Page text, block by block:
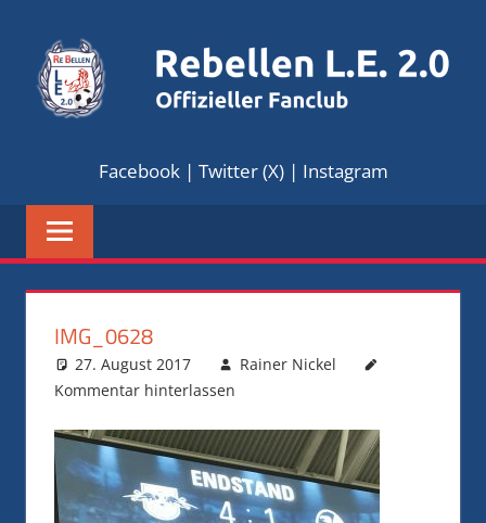
Inhalt
springen
REBELLEN
2.0
Facebook| Twitter (X) | Instagram
IMG_0628
27. August 2017
Rainer Nickel
Kommentar hinterlassen